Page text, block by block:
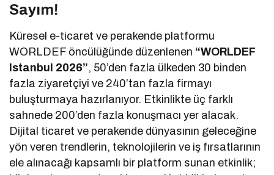
Sayım!
Küresel e-ticaret ve perakende platformu
WORLDEF öncülüğünde düzenlenen “WORLDEF
Istanbul 2026”, 50’den fazla ülkeden 30 binden
fazla ziyaretçiyi ve 240’tan fazla firmayı
buluşturmaya hazırlanıyor. Etkinlikte üç farklı
sahnede 200’den fazla konuşmacı yer alacak.
Dijital ticaret ve perakende dünyasının geleceğine
yön veren trendlerin, teknolojilerin ve iş fırsatlarının
ele alınacağı kapsamlı bir platform sunan etkinlik;